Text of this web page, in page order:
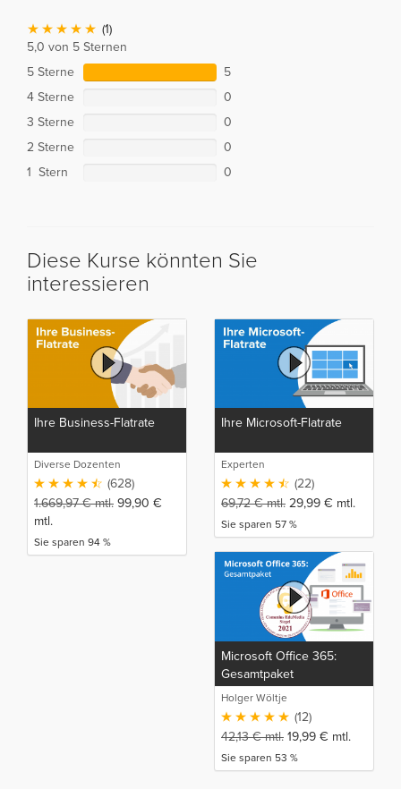
(1)
5,0 von 5 Sternen
5 Sterne
5
4 Sterne
0
3 Sterne
0
2 Sterne
0
1 Stern
0
Diese Kurse könnten Sie
interessieren
Ihre Business-Flatrate
Diverse Dozenten
(628)
1.669,97€mtl. 99,90 €
mtl.
Sie sparen 94 %
Ihre Microsoft-Flatrate
Experten
(22)
69,72€mtl. 29,99 € mtl.
Sie sparen 57 %
Microsoft Office 365:
Gesamtpaket
Holger Wöltje
(12)
42,13€mtl. 19,99 € mtl.
Sie sparen 53 %